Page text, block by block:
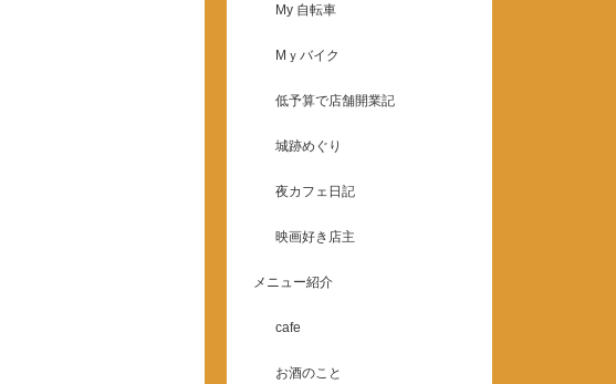
My 自転車
Mｙバイク
低予算で店舗開業記
城跡めぐり
夜カフェ日記
映画好き店主
メニュー紹介
cafe
お酒のこと